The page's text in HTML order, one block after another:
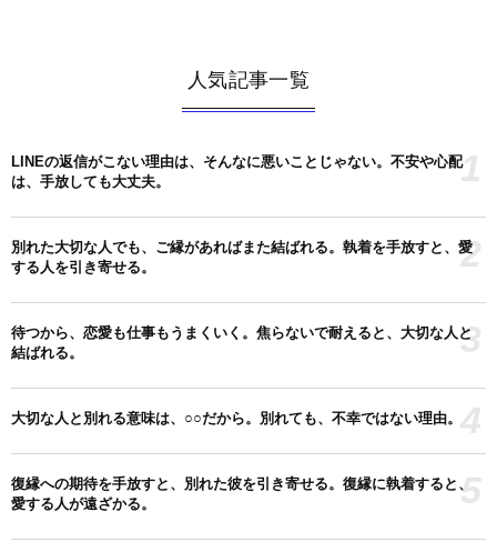
人気記事一覧
LINEの返信がこない理由は、そんなに悪いことじゃない。不安や心配
は、手放しても大丈夫。
1
別れた大切な人でも、ご縁があればまた結ばれる。執着を手放すと、愛
する人を引き寄せる。
2
待つから、恋愛も仕事もうまくいく。焦らないで耐えると、大切な人と
結ばれる。
3
大切な人と別れる意味は、○○だから。別れても、不幸ではない理由。 4
復縁への期待を手放すと、別れた彼を引き寄せる。復縁に執着すると、
愛する人が遠ざかる。
5